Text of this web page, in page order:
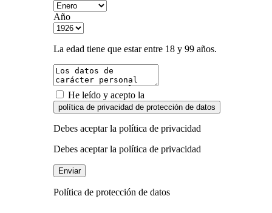
Año
La edad tiene que estar entre 18 y 99 años.
He leído y acepto la
política de privacidad de protección de datos
Debes aceptar la política de privacidad
Debes aceptar la política de privacidad
Enviar
Política de protección de datos